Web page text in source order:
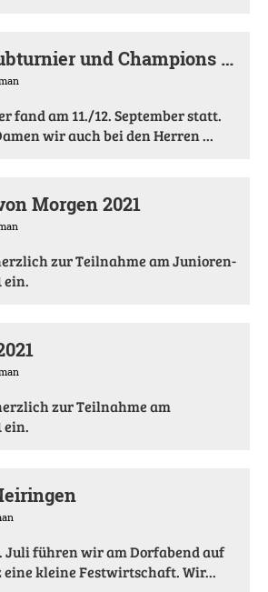
Resultate Clubturnier und Champions von morgen
fand am 11./12. September statt.
wir auch bei den Herren ...
Morgen 2021
zur Teilnahme am Junioren-
ein.
zur Teilnahme am
ein.
Juli führen wir am Dorfabend auf
eine kleine Festwirtschaft. Wir...